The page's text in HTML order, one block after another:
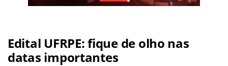
Edital UFRPE: fique de olho nas
datas importantes